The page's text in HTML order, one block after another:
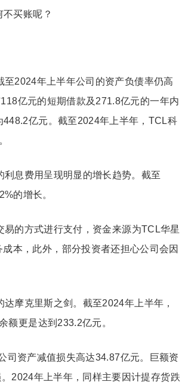
买账呢？
2024年上半年公司的资产负债率仍高
亿元的短期借款及271.8亿元的一年内
亿元。截至2024年上半年，TCL科
息费用呈现明显的增长趋势。截至
的增长。
的方式进行支付，资金来源为TCL华星
本，此外，部分投资者还担心公司会因
摩克里斯之剑。截至2024年上半年，
额更是达到233.2亿元。
司资产减值损失高达34.87亿元。巨额资
2024年上半年，同样主要因计提存货跌